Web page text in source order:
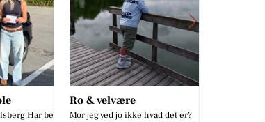
det er?
Park Hotel Frederikshavn
Så blev teamet fejret efter en